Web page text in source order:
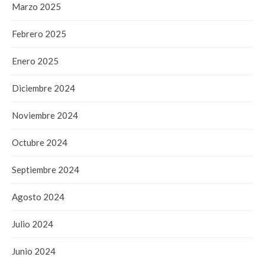
Marzo 2025
Febrero 2025
Enero 2025
Diciembre 2024
Noviembre 2024
Octubre 2024
Septiembre 2024
Agosto 2024
Julio 2024
Junio 2024